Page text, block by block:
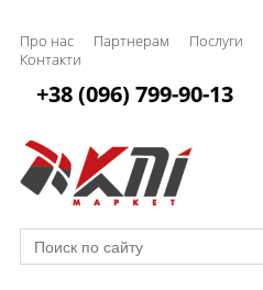
Про нас Партнерам Послуги
Контакти
+38 (096) 799-90-13